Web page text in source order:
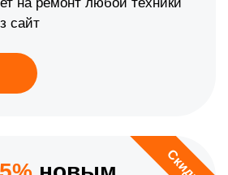
на ремонт любой техники
сайт